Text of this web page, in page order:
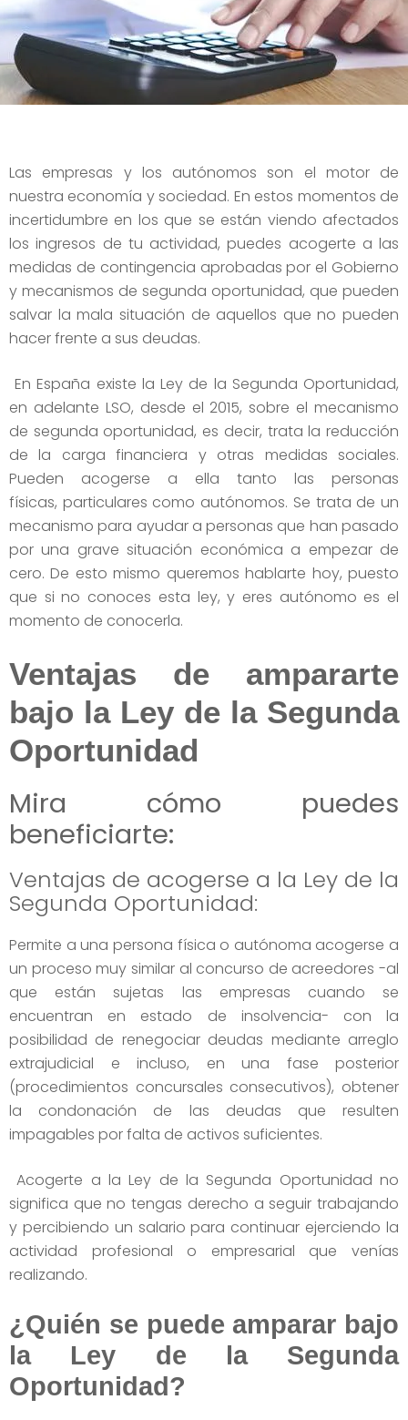
Las empresas y los autónomos son el motor de
nuestra economía y sociedad. En estos momentos de
incertidumbre en los que se están viendo afectados
los ingresos de tu actividad, puedes acogerte a las
medidas de contingencia aprobadas por el Gobierno
y mecanismos de segunda oportunidad, que pueden
salvar la mala situación de aquellos que no pueden
hacer frente a sus deudas.
En España existe la Ley de la Segunda Oportunidad,
en adelante LSO, desde el 2015, sobre el mecanismo
de segunda oportunidad, es decir, trata la reducción
de la carga financiera y otras medidas sociales.
Pueden acogerse a ella tanto las personas
físicas, particulares como autónomos. Se trata de un
mecanismo para ayudar a personas que han pasado
por una grave situación económica a empezar de
cero. De esto mismo queremos hablarte hoy, puesto
que si no conoces esta ley, y eres autónomo es el
momento de conocerla.
Ventajas de ampararte
bajo la Ley de la Segunda
Oportunidad
Mira cómo puedes
beneficiarte:
Ventajas de acogerse a la Ley de la
Segunda Oportunidad:
Permite a una persona física o autónoma acogerse a
un proceso muy similar al concurso de acreedores -al
que están sujetas las empresas cuando se
encuentran en estado de insolvencia- con la
posibilidad de renegociar deudas mediante arreglo
extrajudicial e incluso, en una fase posterior
(procedimientos concursales consecutivos), obtener
la condonación de las deudas que resulten
impagables por falta de activos suficientes.
Acogerte a la Ley de la Segunda Oportunidad no
significa que no tengas derecho a seguir trabajando
y percibiendo un salario para continuar ejerciendo la
actividad profesional o empresarial que venías
realizando.
¿Quién se puede amparar bajo
la Ley de la Segunda
Oportunidad?